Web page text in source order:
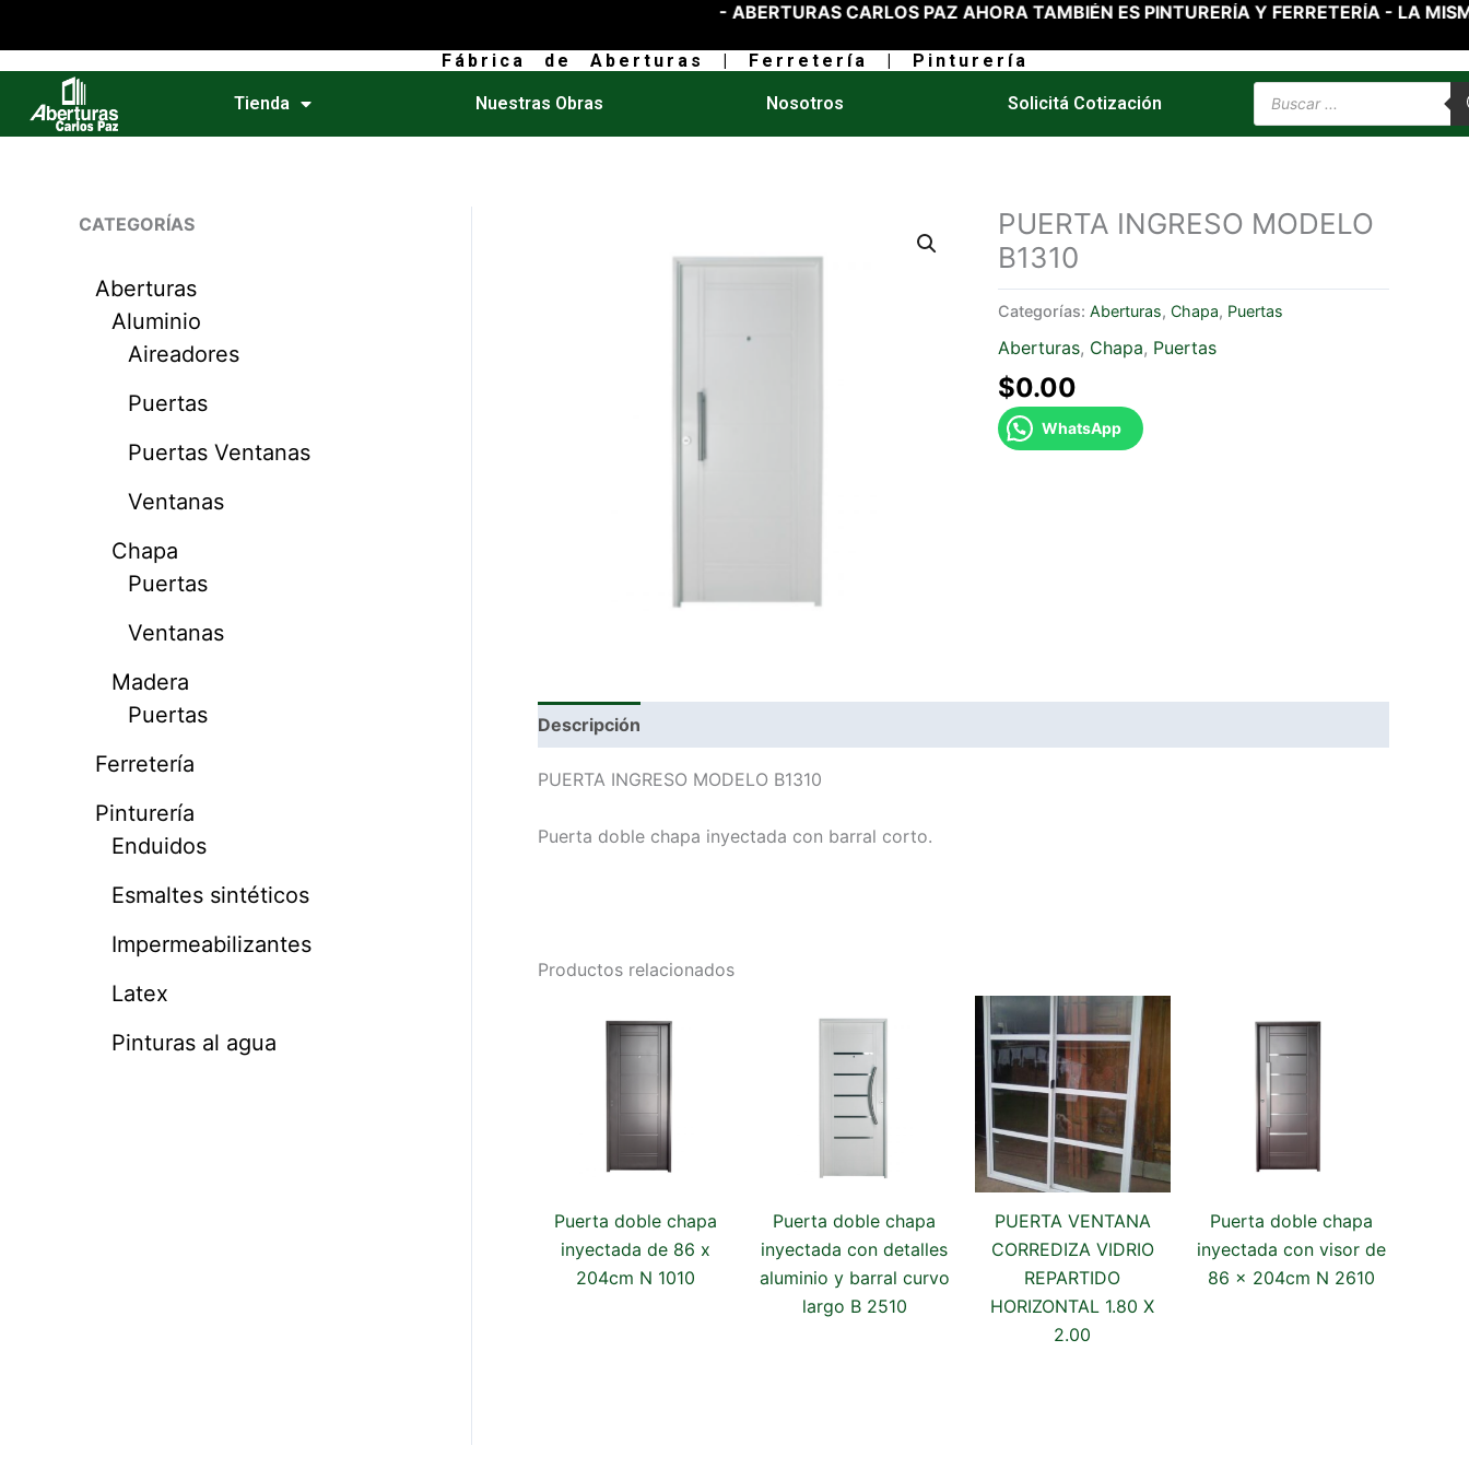
contenido
- ABERTURAS CARLOS PAZ AHORA TAMBIÉN ES PINTURERÍA Y FERRETERÍA - LA MISMA
Fábrica de Aberturas | Ferretería | Pinturería
Tienda Nuestras Obras Nosotros Solicitá Cotización
Products
search
CATEGORÍAS
Aberturas
Aluminio
Aireadores
Puertas
Puertas Ventanas
Ventanas
Chapa
Puertas
Ventanas
Madera
Puertas
Ferretería
Pinturería
Enduidos
Esmaltes sintéticos
Impermeabilizantes
Latex
Pinturas al agua
PUERTA INGRESO MODELO
B1310
Categorías: Aberturas, Chapa, Puertas
Aberturas, Chapa, Puertas
$0.00
WhatsApp
Descripción
PUERTA INGRESO MODELO B1310
Puerta doble chapa inyectada con barral corto.
Productos relacionados
Puerta doble chapa
inyectada de 86 x
204cm N 1010
Puerta doble chapa
inyectada con detalles
aluminio y barral curvo
largo B 2510
PUERTA VENTANA
CORREDIZA VIDRIO
REPARTIDO
HORIZONTAL 1.80 X
2.00
Puerta doble chapa
inyectada con visor de
86 x 204cm N 2610